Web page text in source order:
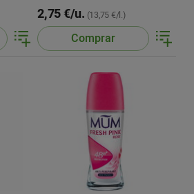
2,75 €/u. (13,75 €/l.)
Comprar